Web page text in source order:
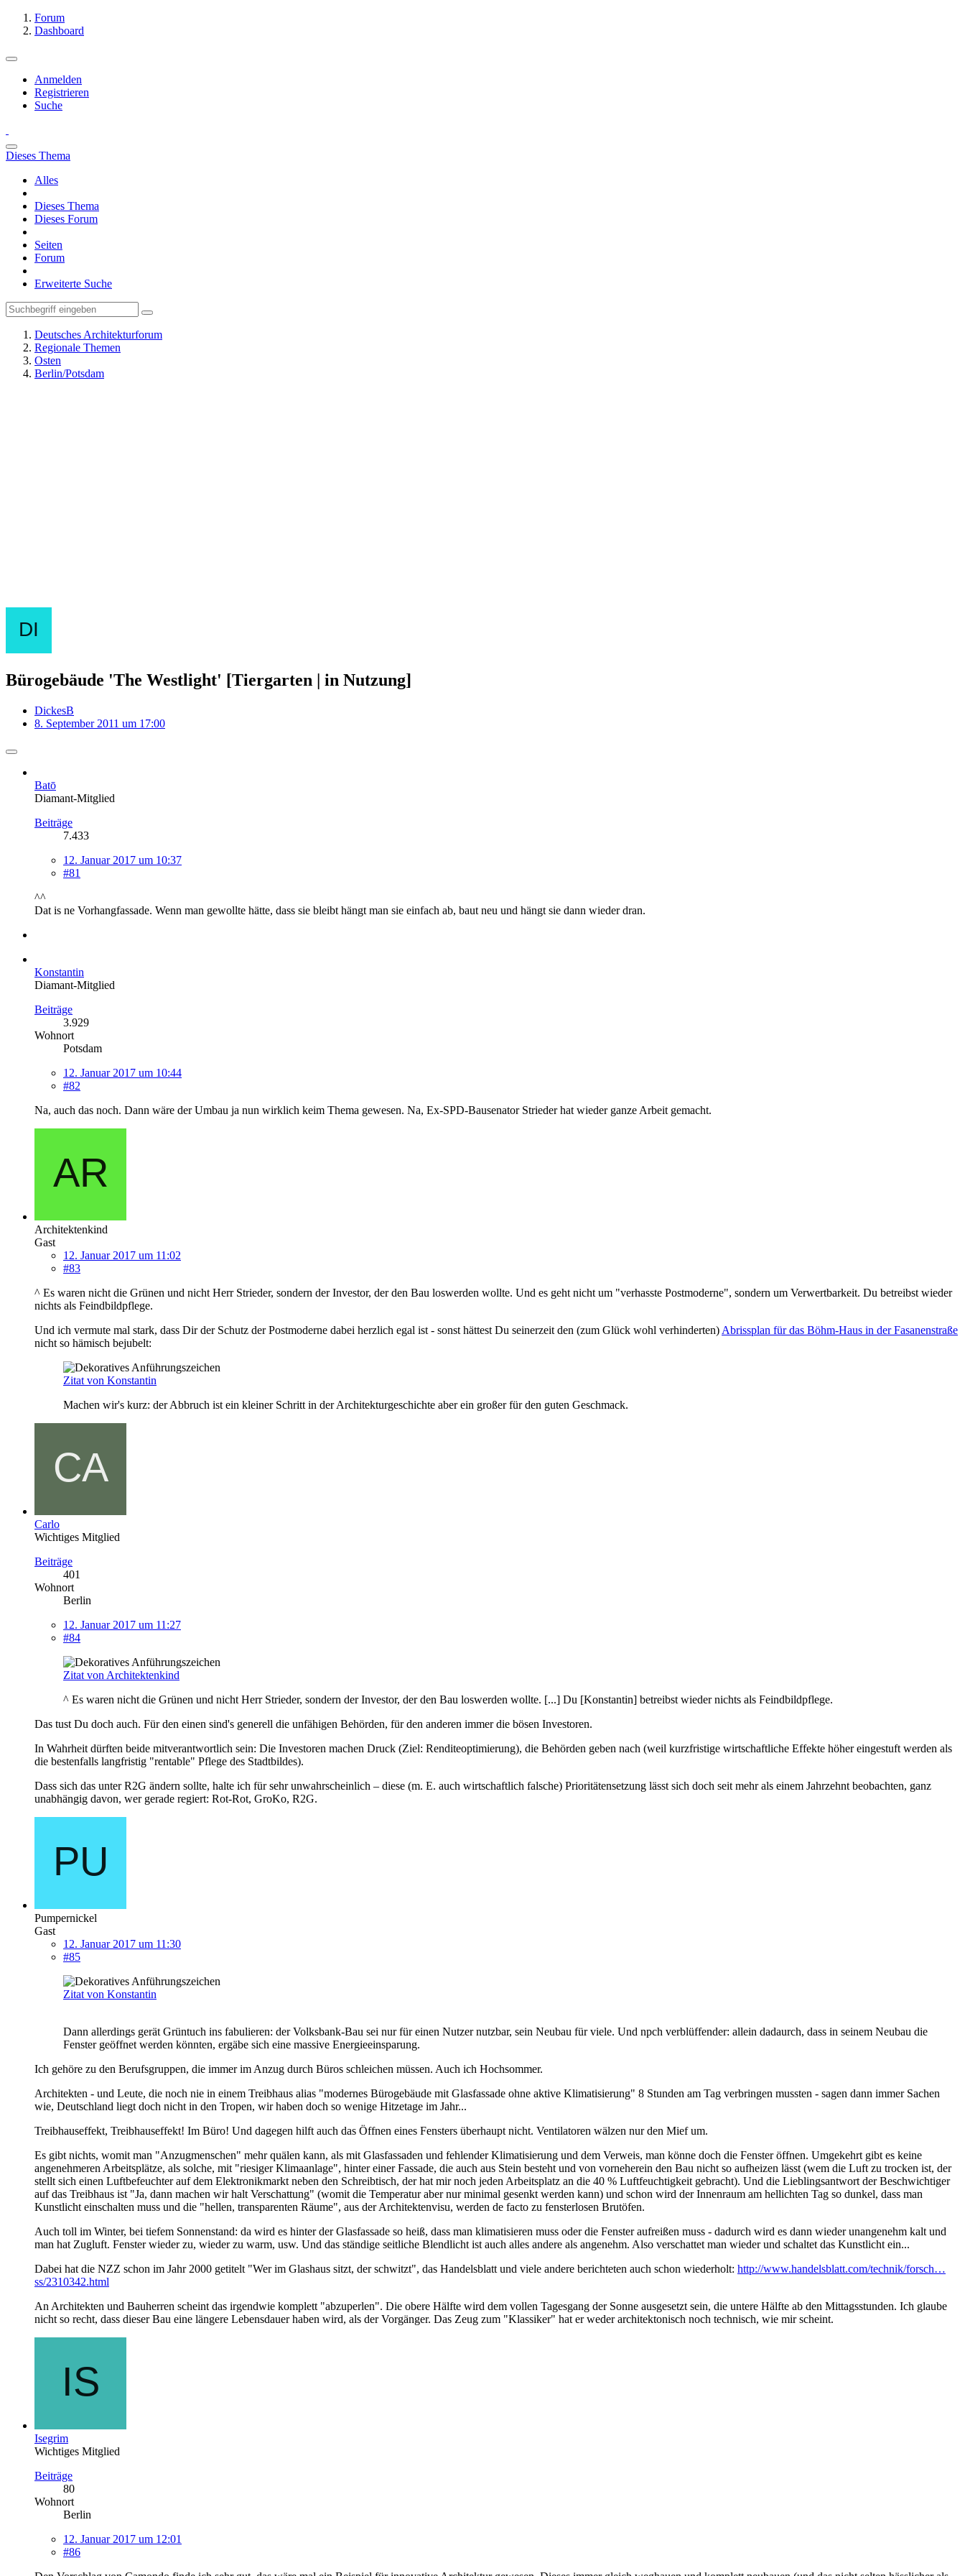
Forum
Dashboard
Anmelden
Registrieren
Suche
Dieses Thema
Alles
Dieses Thema
Dieses Forum
Seiten
Forum
Erweiterte Suche
Deutsches Architekturforum
Regionale Themen
Osten
Berlin/Potsdam
Bürogebäude 'The Westlight' [Tiergarten | in Nutzung]
DickesB
8. September 2011 um 17:00
Batō
Diamant-Mitglied
Beiträge
7.433
12. Januar 2017 um 10:37
#81
^^
Dat is ne Vorhangfassade. Wenn man gewollte hätte, dass sie bleibt hängt man sie einfach ab, baut neu und hängt sie dann wieder dran.
Konstantin
Diamant-Mitglied
Beiträge
3.929
Wohnort
Potsdam
12. Januar 2017 um 10:44
#82
Na, auch das noch. Dann wäre der Umbau ja nun wirklich keim Thema gewesen. Na, Ex-SPD-Bausenator Strieder hat wieder ganze Arbeit gemacht.
Architektenkind
Gast
12. Januar 2017 um 11:02
#83
^ Es waren nicht die Grünen und nicht Herr Strieder, sondern der Investor, der den Bau loswerden wollte. Und es geht nicht um "verhasste Postmoderne", sondern um Verwertbarkeit. Du betreibst wieder
nichts als Feindbildpflege.
Und ich vermute mal stark, dass Dir der Schutz der Postmoderne dabei herzlich egal ist - sonst hättest Du seinerzeit den (zum Glück wohl verhinderten) Abrissplan für das Böhm-Haus in der Fasanenstraße
nicht so hämisch bejubelt:
Zitat von Konstantin
Machen wir's kurz: der Abbruch ist ein kleiner Schritt in der Architekturgeschichte aber ein großer für den guten Geschmack.
Carlo
Wichtiges Mitglied
Beiträge
401
Wohnort
Berlin
12. Januar 2017 um 11:27
#84
Zitat von Architektenkind
^ Es waren nicht die Grünen und nicht Herr Strieder, sondern der Investor, der den Bau loswerden wollte. [...] Du [Konstantin] betreibst wieder nichts als Feindbildpflege.
Das tust Du doch auch. Für den einen sind's generell die unfähigen Behörden, für den anderen immer die bösen Investoren.
In Wahrheit dürften beide mitverantwortlich sein: Die Investoren machen Druck (Ziel: Renditeoptimierung), die Behörden geben nach (weil kurzfristige wirtschaftliche Effekte höher eingestuft werden als
die bestenfalls langfristig "rentable" Pflege des Stadtbildes).
Dass sich das unter R2G ändern sollte, halte ich für sehr unwahrscheinlich – diese (m. E. auch wirtschaftlich falsche) Prioritätensetzung lässt sich doch seit mehr als einem Jahrzehnt beobachten, ganz
unabhängig davon, wer gerade regiert: Rot-Rot, GroKo, R2G.
Pumpernickel
Gast
12. Januar 2017 um 11:30
#85
Zitat von Konstantin
Dann allerdings gerät Grüntuch ins fabulieren: der Volksbank-Bau sei nur für einen Nutzer nutzbar, sein Neubau für viele. Und npch verblüffender: allein dadaurch, dass in seinem Neubau die
Fenster geöffnet werden könnten, ergäbe sich eine massive Energieeinsparung.
Ich gehöre zu den Berufsgruppen, die immer im Anzug durch Büros schleichen müssen. Auch ich Hochsommer.
Architekten - und Leute, die noch nie in einem Treibhaus alias "modernes Bürogebäude mit Glasfassade ohne aktive Klimatisierung" 8 Stunden am Tag verbringen mussten - sagen dann immer Sachen
wie, Deutschland liegt doch nicht in den Tropen, wir haben doch so wenige Hitzetage im Jahr...
Treibhauseffekt, Treibhauseffekt! Im Büro! Und dagegen hilft auch das Öffnen eines Fensters überhaupt nicht. Ventilatoren wälzen nur den Mief um.
Es gibt nichts, womit man "Anzugmenschen" mehr quälen kann, als mit Glasfassaden und fehlender Klimatisierung und dem Verweis, man könne doch die Fenster öffnen. Umgekehrt gibt es keine
angenehmeren Arbeitsplätze, als solche, mit "riesiger Klimaanlage", hinter einer Fassade, die auch aus Stein besteht und von vorneherein den Bau nicht so aufheizen lässt (wem die Luft zu trocken ist, der
stellt sich einen Luftbefeuchter auf dem Elektronikmarkt neben den Schreibtisch, der hat mir noch jeden Arbeitsplatz an die 40 % Luftfeuchtigkeit gebracht). Und die Lieblingsantwort der Beschwichtiger
auf das Treibhaus ist "Ja, dann machen wir halt Verschattung" (womit die Temperatur aber nur minimal gesenkt werden kann) und schon wird der Innenraum am hellichten Tag so dunkel, dass man
Kunstlicht einschalten muss und die "hellen, transparenten Räume", aus der Architektenvisu, werden de facto zu fensterlosen Brutöfen.
Auch toll im Winter, bei tiefem Sonnenstand: da wird es hinter der Glasfassade so heiß, dass man klimatisieren muss oder die Fenster aufreißen muss - dadurch wird es dann wieder unangenehm kalt und
man hat Zugluft. Fenster wieder zu, wieder zu warm, usw. Und das ständige seitliche Blendlicht ist auch alles andere als angenehm. Also verschattet man wieder und schaltet das Kunstlicht ein...
Dabei hat die NZZ schon im Jahr 2000 getitelt "Wer im Glashaus sitzt, der schwitzt", das Handelsblatt und viele andere berichteten auch schon wiederholt: http://www.handelsblatt.com/technik/forsch…
ss/2310342.html
An Architekten und Bauherren scheint das irgendwie komplett "abzuperlen". Die obere Hälfte wird dem vollen Tagesgang der Sonne ausgesetzt sein, die untere Hälfte ab den Mittagsstunden. Ich glaube
nicht so recht, dass dieser Bau eine längere Lebensdauer haben wird, als der Vorgänger. Das Zeug zum "Klassiker" hat er weder architektonisch noch technisch, wie mir scheint.
Isegrim
Wichtiges Mitglied
Beiträge
80
Wohnort
Berlin
12. Januar 2017 um 12:01
#86